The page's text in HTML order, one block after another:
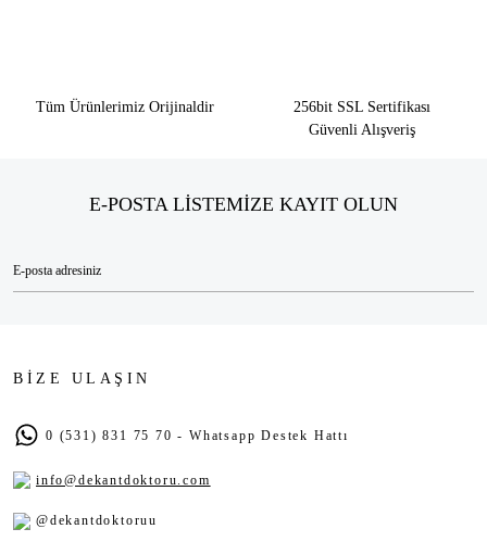
Tüm Ürünlerimiz Orijinaldir
256bit SSL Sertifikası
Güvenli Alışveriş
E-POSTA LİSTEMİZE KAYIT OLUN
BİZE ULAŞIN
0 (531) 831 75 70 - Whatsapp Destek Hattı
info@dekantdoktoru.com
@dekantdoktoruu